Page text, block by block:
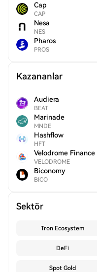
Cap
CAP
Nesa
NES
Pharos
PROS
Kazananlar
Audiera
BEAT
Marinade
MNDE
Hashflow
HFT
Velodrome Finance
VELODROME
Biconomy
BICO
Sektör
Tron Ecosystem
DeFi
Spot Gold